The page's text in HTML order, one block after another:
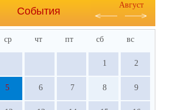
События
Август
ср чт пт сб вс
1 2
5 6 7 8 9